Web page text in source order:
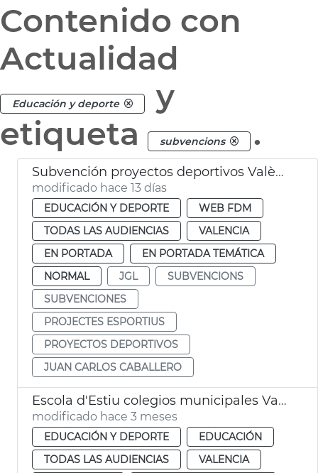
Contenido con
Actualidad
Educación y deporte
y
etiqueta
subvencions .
Subvención proyectos deportivos València
modificado hace 13 días
EDUCACIÓN Y DEPORTE
WEB FDM
TODAS LAS AUDIENCIAS
VALENCIA
EN PORTADA
EN PORTADA TEMÁTICA
NORMAL
JGL
SUBVENCIONS
SUBVENCIONES
PROJECTES ESPORTIUS
PROYECTOS DEPORTIVOS
JUAN CARLOS CABALLERO
Escola d'Estiu colegios municipales València
modificado hace 3 meses
EDUCACIÓN Y DEPORTE
EDUCACIÓN
TODAS LAS AUDIENCIAS
VALENCIA